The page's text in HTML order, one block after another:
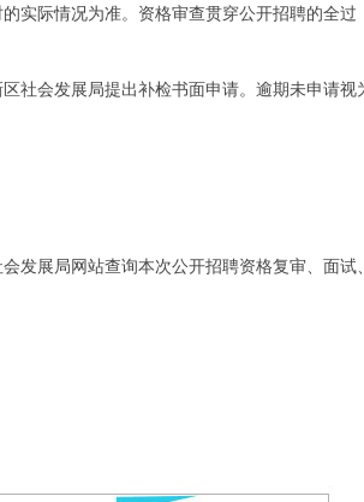
实际情况为准。资格审查贯穿公开招聘的全过
社会发展局提出补检书面申请。逾期未申请视
发展局网站查询本次公开招聘资格复审、面试